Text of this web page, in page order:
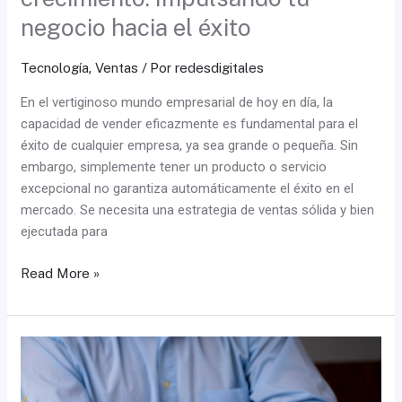
negocio hacia el éxito
Tecnología,Ventas / Porredesdigitales
En el vertiginoso mundo empresarial de hoy en día, la
capacidad de vender eficazmente es fundamental para el
éxito de cualquier empresa, ya sea grande o pequeña. Sin
embargo, simplemente tener un producto o servicio
excepcional no garantiza automáticamente el éxito en el
mercado. Se necesita una estrategia de ventas sólida y bien
ejecutada para
Read More »
La
Responsabilidad
Empresarial